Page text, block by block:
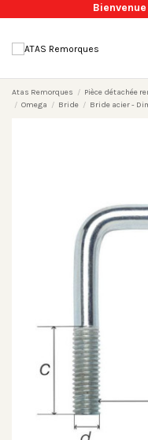
Atas Remorques Pièce détachée
Omega
Bride Bride acier -